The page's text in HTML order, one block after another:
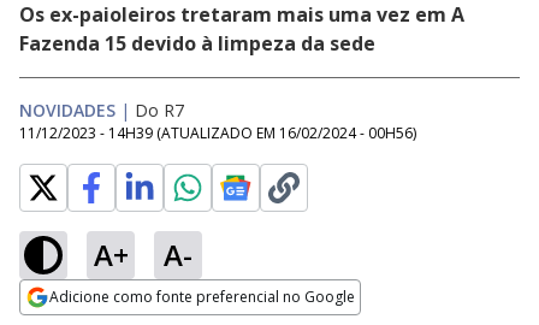
Os ex-paioleiros tretaram mais uma vez em A
Fazenda 15 devido à limpeza da sede
NOVIDADES | Do R7
11/12/2023 - 14H39 (ATUALIZADO EM 16/02/2024 - 00H56)
A+ A-
Adicione como fonte preferencial no Google